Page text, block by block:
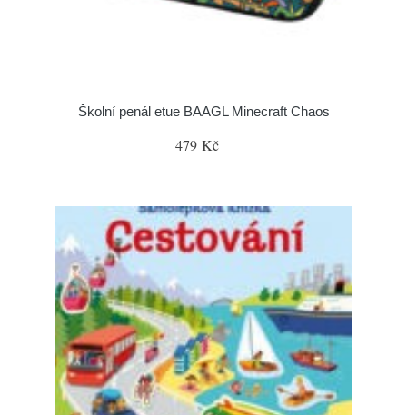
Školní penál etue BAAGL Minecraft Chaos
479 Kč